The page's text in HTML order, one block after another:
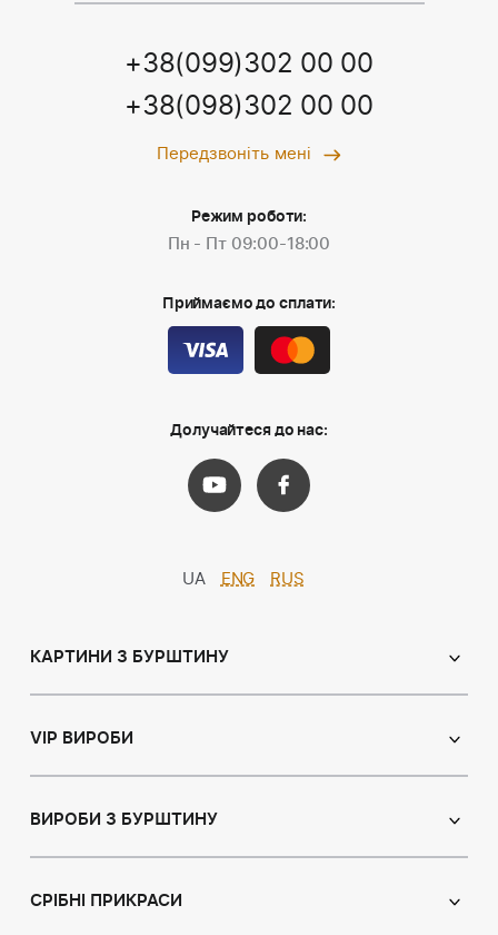
+38(099)302 00 00
+38(098)302 00 00
Передзвоніть мені
Режим роботи:
Пн - Пт 09:00-18:00
Приймаємо до сплати:
Долучайтеся до нас:
UA ENG RUS
КАРТИНИ З БУРШТИНУ
Іменні ікони
Натюрморт
VIP ВИРОБИ
Ікони з пластин
ВИРОБИ З БУРШТИНУ
Браслети
СРІБНІ ПРИКРАСИ